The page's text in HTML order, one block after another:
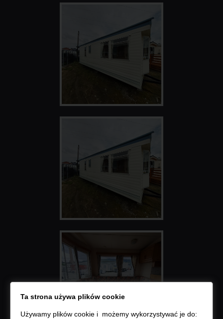
Ta strona używa plików cookie
Używamy plików cookie i możemy wykorzystywać je do: